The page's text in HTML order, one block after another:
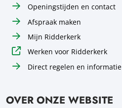
Openingstijden en contact
Afspraak maken
Mijn Ridderkerk
Werken voor Ridderkerk
Direct regelen en informatie
OVER ONZE WEBSITE